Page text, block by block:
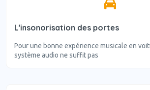
L'insonorisation des portes
Pour une bonne expérience musicale en
système audio ne suffit pas